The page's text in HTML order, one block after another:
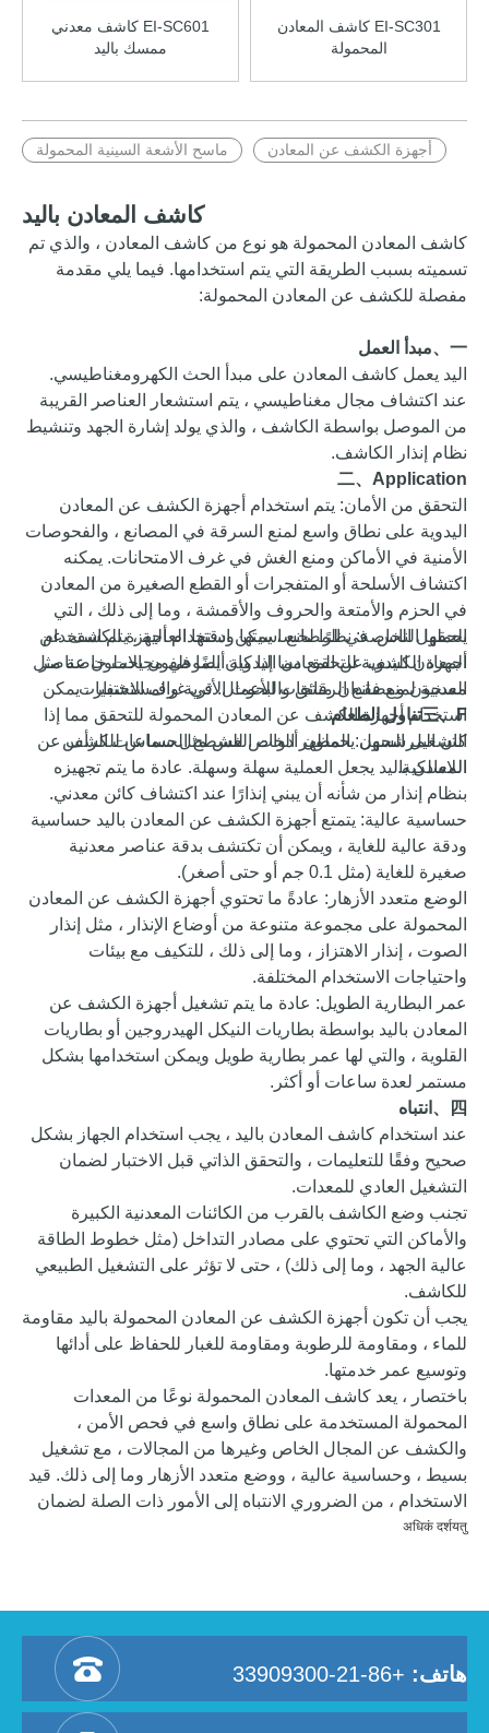
EI-SC301 كاشف المعادن
المحمولة
EI-SC601 كاشف معدني
ممسك باليد
ماسح الأشعة السينية المحمولة أجهزة الكشف عن المعادن
كاشف المعادن باليد
كاشف المعادن المحمولة هو نوع من كاشف المعادن ، والذي تم
تسميته بسبب الطريقة التي يتم استخدامها. فيما يلي مقدمة
مفصلة للكشف عن المعادن المحمولة:
一、
مبدأ العمل
اليد يعمل كاشف المعادن على مبدأ الحث الكهرومغناطيسي.
عند اكتشاف مجال مغناطيسي ، يتم استشعار العناصر القريبة
من الموصل بواسطة الكاشف ، والذي يولد إشارة الجهد وتنشيط
نظام إنذار الكاشف.
二、 Application
التحقق من الأمان: يتم استخدام أجهزة الكشف عن المعادن
اليدوية على نطاق واسع لمنع السرقة في المصانع ، والفحوصات
الأمنية في الأماكن ومنع الغش في غرف الامتحانات. يمكنه
اكتشاف الأسلحة أو المتفجرات أو القطع الصغيرة من المعادن
في الحزم والأمتعة والحروف والأقمشة ، وما إلى ذلك ، التي
يحملها الناس. في المصانع ، يمكن استخدام أجهزة الكشف عن
المعادن اليدوية للتحقق مما إذا كان الموظفون يحملون عناصر
معدنية لمنع فقدان منتجات الأعمال. في غرف الاختبار ، يمكن
استخدام أجهزة الكشف عن المعادن المحمولة للتحقق مما إذا
كان المرشحون يحملون أدوات الغش مثل سماعات الرأس
اللاسلكية.
الحقول الخاصة: نظرًا لحساسيتها ودقتها العالية ، يتم استخدام
أجهزة الكشف عن المعادن اليدوية أيضًا في مجالات خاصة مثل
السجون ومصانع الرقائق والبحوث الأثرية والمستشفيات.
三、F
تناول الطعام
التشغيل السهل: المظهر الخاص للسطح الحساس للكشف عن
المعادن باليد يجعل العملية سهلة وسهلة. عادة ما يتم تجهيزه
بنظام إنذار من شأنه أن يبني إنذارًا عند اكتشاف كائن معدني.
حساسية عالية: يتمتع أجهزة الكشف عن المعادن باليد حساسية
ودقة عالية للغاية ، ويمكن أن تكتشف بدقة عناصر معدنية
صغيرة للغاية (مثل 0.1 جم أو حتى أصغر).
الوضع متعدد الأزهار: عادةً ما تحتوي أجهزة الكشف عن المعادن
المحمولة على مجموعة متنوعة من أوضاع الإنذار ، مثل إنذار
الصوت ، إنذار الاهتزاز ، وما إلى ذلك ، للتكيف مع بيئات
واحتياجات الاستخدام المختلفة.
عمر البطارية الطويل: عادة ما يتم تشغيل أجهزة الكشف عن
المعادن باليد بواسطة بطاريات النيكل الهيدروجين أو بطاريات
القلوية ، والتي لها عمر بطارية طويل ويمكن استخدامها بشكل
مستمر لعدة ساعات أو أكثر.
四、
انتباه
عند استخدام كاشف المعادن باليد ، يجب استخدام الجهاز بشكل
صحيح وفقًا للتعليمات ، والتحقق الذاتي قبل الاختبار لضمان
التشغيل العادي للمعدات.
تجنب وضع الكاشف بالقرب من الكائنات المعدنية الكبيرة
والأماكن التي تحتوي على مصادر التداخل (مثل خطوط الطاقة
عالية الجهد ، وما إلى ذلك) ، حتى لا تؤثر على التشغيل الطبيعي
للكاشف.
يجب أن تكون أجهزة الكشف عن المعادن المحمولة باليد مقاومة
للماء ، ومقاومة للرطوبة ومقاومة للغبار للحفاظ على أدائها
وتوسيع عمر خدمتها.
باختصار ، يعد كاشف المعادن المحمولة نوعًا من المعدات
المحمولة المستخدمة على نطاق واسع في فحص الأمن ،
والكشف عن المجال الخاص وغيرها من المجالات ، مع تشغيل
بسيط ، وحساسية عالية ، ووضع متعدد الأزهار وما إلى ذلك. قيد
الاستخدام ، من الضروري الانتباه إلى الأمور ذات الصلة لضمان
عملها الطبيعي وتوسيع عمر خدمتها.
अधिकं दर्शयतु
هاتف: +86-21-33909300